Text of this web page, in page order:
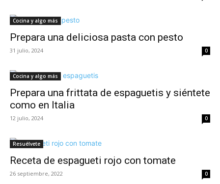
Cocina y algo más
Prepara una deliciosa pasta con pesto
31 julio, 2024 0
Cocina y algo más
Prepara una frittata de espaguetis y siéntete
como en Italia
12 julio, 2024 0
Resuélvete
Receta de espagueti rojo con tomate
26 septiembre, 2022 0